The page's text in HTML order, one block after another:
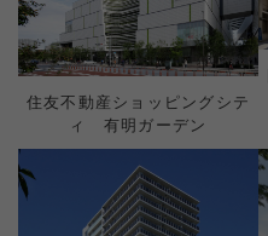
住友不動産ショッピングシテ
ィ 有明ガーデン